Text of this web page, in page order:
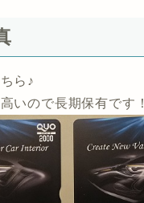
ら♪
いので長期保有です！